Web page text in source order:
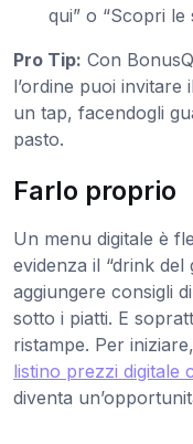
qui” o “Scopri le
Pro Tip: Con
l’ordine puoi
un tap, facendogli
pasto.
Farlo proprio
Un menu digitale è
evidenza il “drink
aggiungere consigli
sotto i piatti. E
ristampe. Per iniziare,
listino prezzi digitale
diventa